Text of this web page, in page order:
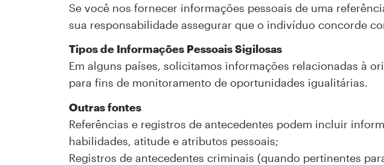
Se você nos fornecer informações pessoais de uma
sua responsabilidade assegurar que o indivíduo concorde
Tipos de Informações Pessoais Sigilosas
Em alguns países, solicitamos informações relacionadas à
para fins de monitoramento de oportunidades igualitárias.
Outras fontes
Referências e registros de antecedentes podem incluir
habilidades, atitude e atributos pessoais;
Registros de antecedentes criminais (quando pertinentes